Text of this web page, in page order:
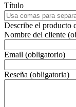
Título
Describe el producto
Nombre del cliente
Email (obligatorio)
Reseña (obligatoria)